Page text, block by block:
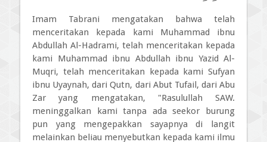
Imam Tabrani mengatakan bahwa telah
menceritakan kepada kami Muhammad ibnu
Abdullah Al-Hadrami, telah menceritakan kepada
kami Muhammad ibnu Abdullah ibnu Yazid Al-
Muqri, telah menceritakan kepada kami Sufyan
ibnu Uyaynah, dari Qutn, dari Abut Tufail, dari Abu
Zar yang mengatakan, "Rasulullah SAW.
meninggalkan kami tanpa ada seekor burung
pun yang mengepakkan sayapnya di langit
melainkan beliau menyebutkan kepada kami ilmu